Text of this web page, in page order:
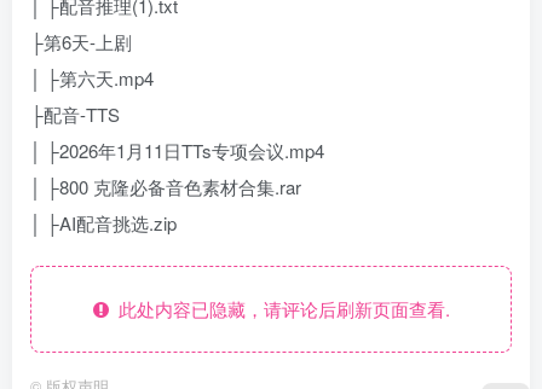
│ ├配音推理(1).txt
├第6天-上剧
│ ├第六天.mp4
├配音-TTS
│ ├2026年1月11日TTs专项会议.mp4
│ ├800 克隆必备音色素材合集.rar
│ ├AI配音挑选.zip
此处内容已隐藏，请评论后刷新页面查看.